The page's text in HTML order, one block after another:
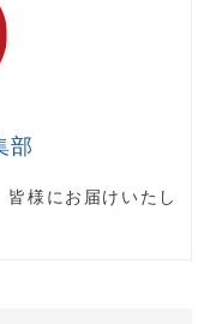
部
様にお届けいたし